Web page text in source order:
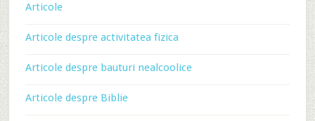
Articole
Articole despre activitatea fizica
Articole despre bauturi nealcoolice
Articole despre Biblie